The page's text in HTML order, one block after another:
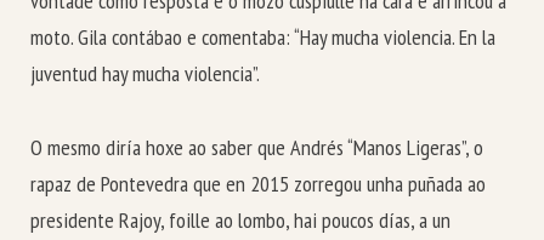
moto. Gila contábao e comentaba: “Hay mucha violencia. En la
juventud hay mucha violencia”.
O mesmo diría hoxe ao saber que Andrés “Manos Ligeras”, o
rapaz de Pontevedra que en 2015 zorregou unha puñada ao
presidente Rajoy, foille ao lombo, hai poucos días, a un